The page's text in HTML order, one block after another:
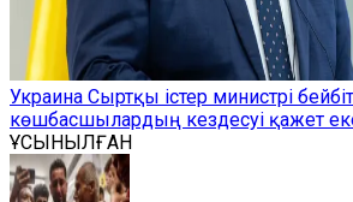
Украина Сыртқы істер министрі
көшбасшылардың кездесуі қажет
ҰСЫНЫЛҒАН